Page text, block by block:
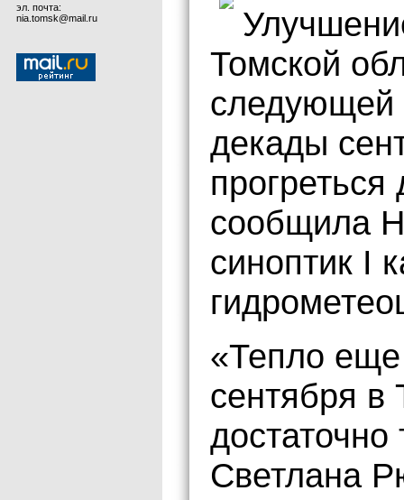
эл. почта:
nia.tomsk@mail.ru
Томской
следующей
декады
прогреться
сообщила
синоптик I
«Тепло еще
сентября в
Светлана